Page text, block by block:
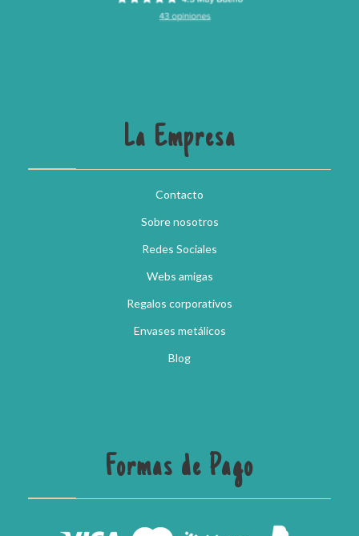
La Empresa
Contacto
Sobre nosotros
Redes Sociales
Webs amigas
Regalos corporativos
Envases metálicos
Blog
Formas de Pago